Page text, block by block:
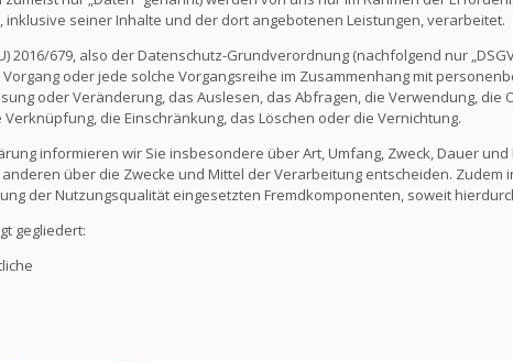
seiner Inhalte und der dort angebotenen Leistungen, verarbeitet.
2016/679, also der Datenschutz-Grundverordnung (nachfolgend nur
oder jede solche Vorgangsreihe im Zusammenhang mit
oder Veränderung, das Auslesen, das Abfragen, die Verwendung,
die Einschränkung, das Löschen oder die Vernichtung.
informieren wir Sie insbesondere über Art, Umfang, Zweck, Dauer
über die Zwecke und Mittel der Verarbeitung entscheiden.
der Nutzungsqualität eingesetzten Fremdkomponenten, soweit
gegliedert: